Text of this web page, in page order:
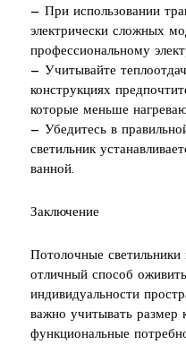
— При использовании
электрически сложных
профессиональному
— Учитывайте
конструкциях
которые меньше
— Убедитесь в
светильник
ванной.
Заключение
Потолочные
отличный способ
индивидуальности
важно учитывать размер
функциональные